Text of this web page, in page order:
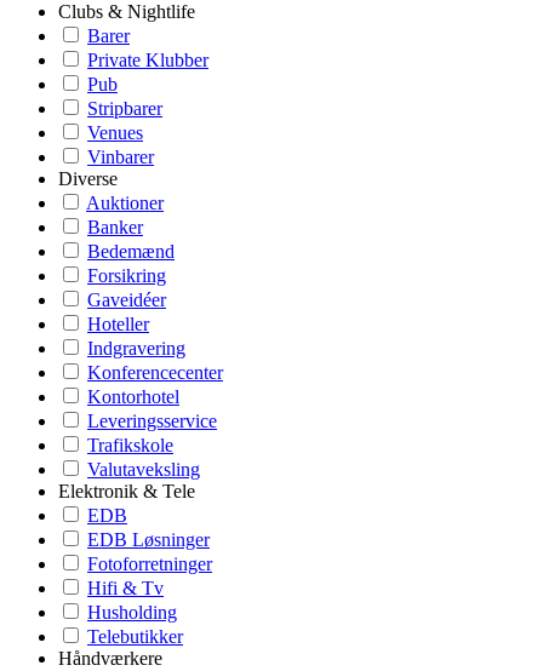
Clubs & Nightlife
Barer
Private Klubber
Pub
Stripbarer
Venues
Vinbarer
Diverse
Auktioner
Banker
Bedemænd
Forsikring
Gaveidéer
Hoteller
Indgravering
Konferencecenter
Kontorhotel
Leveringsservice
Trafikskole
Valutaveksling
Elektronik & Tele
EDB
EDB Løsninger
Fotoforretninger
Hifi & Tv
Husholding
Telebutikker
Håndværkere